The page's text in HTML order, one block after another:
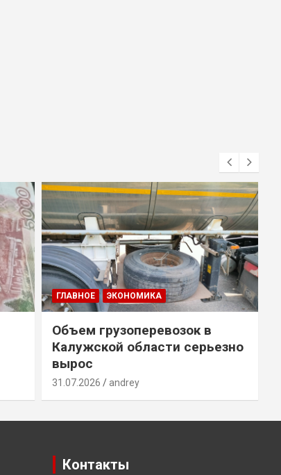
ГЛАВНОЕ ЭКОНОМИКА
Объем грузоперевозок в
Калужской области серьезно
вырос
31.07.2026 andrey
Контакты